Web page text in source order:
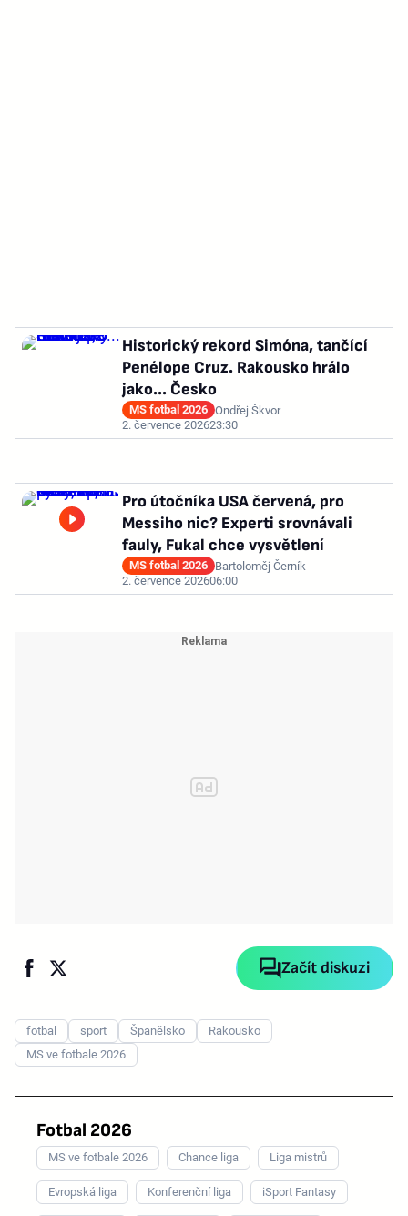
Historický rekord Simóna, tančící
Penélope Cruz. Rakousko hrálo
jako... Česko
MS fotbal 2026 Ondřej Škvor
2. července 202623:30
Pro útočníka USA červená, pro
Messiho nic? Experti srovnávali
fauly, Fukal chce vysvětlení
MS fotbal 2026 Bartoloměj Černík
2. července 202606:00
Začít diskuzi
fotbal sport Španělsko
Rakousko
MS ve fotbale 2026
Fotbal 2026
MS ve fotbale 2026 Chance liga Liga mistrů
Evropská liga Konferenční liga iSport Fantasy